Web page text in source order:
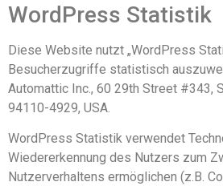
WordPress Statistik
Diese Website nutzt „WordPress
Besucherzugriffe statistisch
Automattic Inc., 60 29th Street #343,
94110-4929, USA.
WordPress Statistik verwendet
Wiedererkennung des Nutzers zum
Nutzerverhaltens ermöglichen (z.B.